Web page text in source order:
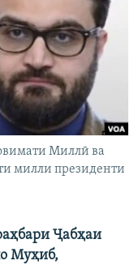
Миллӣ ва
милли президенти
Ҷабҳаи
Муҳиб,